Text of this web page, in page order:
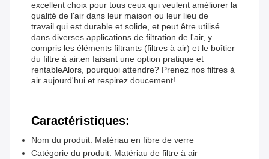
excellent choix pour tous ceux qui veulent améliorer la
qualité de l'air dans leur maison ou leur lieu de
travail.qui est durable et solide, et peut être utilisé
dans diverses applications de filtration de l'air, y
compris les éléments filtrants (filtres à air) et le boîtier
du filtre à air.en faisant une option pratique et
rentableAlors, pourquoi attendre? Prenez nos filtres à
air aujourd'hui et respirez doucement!
Caractéristiques:
Nom du produit: Matériau en fibre de verre
Catégorie du produit: Matériau de filtre à air